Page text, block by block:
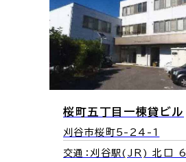
桜町五丁目一棟貸ビル
刈谷市桜町5-24-1
交通：刈谷駅(JR) 北口 6